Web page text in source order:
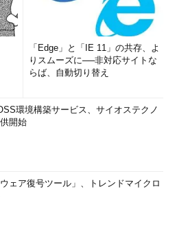
「Edge」と「IE 11」の共存、よ
りスムーズに──非対応サイトな
らば、自動切り替え
環境構築サービス、サイオステクノ
開始
ウェア復号ツール」、トレンドマイクロ